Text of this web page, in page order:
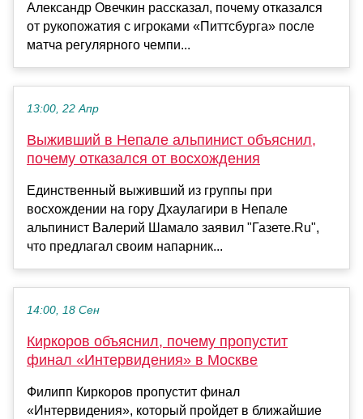
Александр Овечкин рассказал, почему отказался
от рукопожатия с игроками «Питтсбурга» после
матча регулярного чемпи...
13:00, 22 Апр
Выживший в Непале альпинист объяснил,
почему отказался от восхождения
Единственный выживший из группы при
восхождении на гору Дхаулагири в Непале
альпинист Валерий Шамало заявил "Газете.Ru",
что предлагал своим напарник...
14:00, 18 Сен
Киркоров объяснил, почему пропустит
финал «Интервидения» в Москве
Филипп Киркоров пропустит финал
«Интервидения», который пройдет в ближайшие